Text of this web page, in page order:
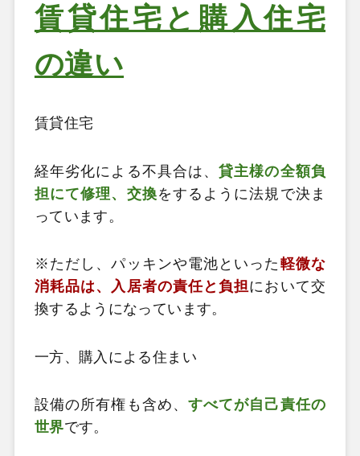
賃貸住宅と購入住宅
の違い
賃貸住宅
経年劣化による不具合は、貸主様の全額負
担にて修理、交換をするように法規で決ま
っています。
※ただし、パッキンや電池といった 軽微な
消耗品は、入居者の責任と負担において交
換するようになっています。
一方、購入による住まい
設備の所有権も含め、 すべてが自己責任の
世界です。